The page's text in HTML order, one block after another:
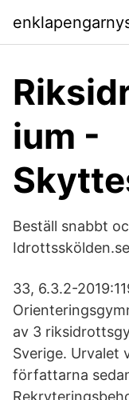
ium -
Beställ snabbt
Idrottsskölden.se
33, 6.3.2-
av 3
Sverige. Urvalet
författarna